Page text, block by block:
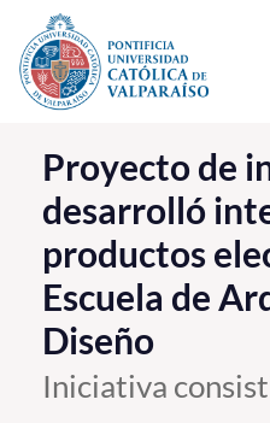
Click acá para ir directamente al
La Universidad
Investigación, Creación e
PUCV Internacional
Vinculación con el Medio
Admisión
Proyecto de
desarrolló
productos
Escuela de
Diseño
Iniciativa